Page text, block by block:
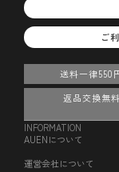
ご
送料一律550
返品交換無料
INFORMATION
AUENについて
運営会社について